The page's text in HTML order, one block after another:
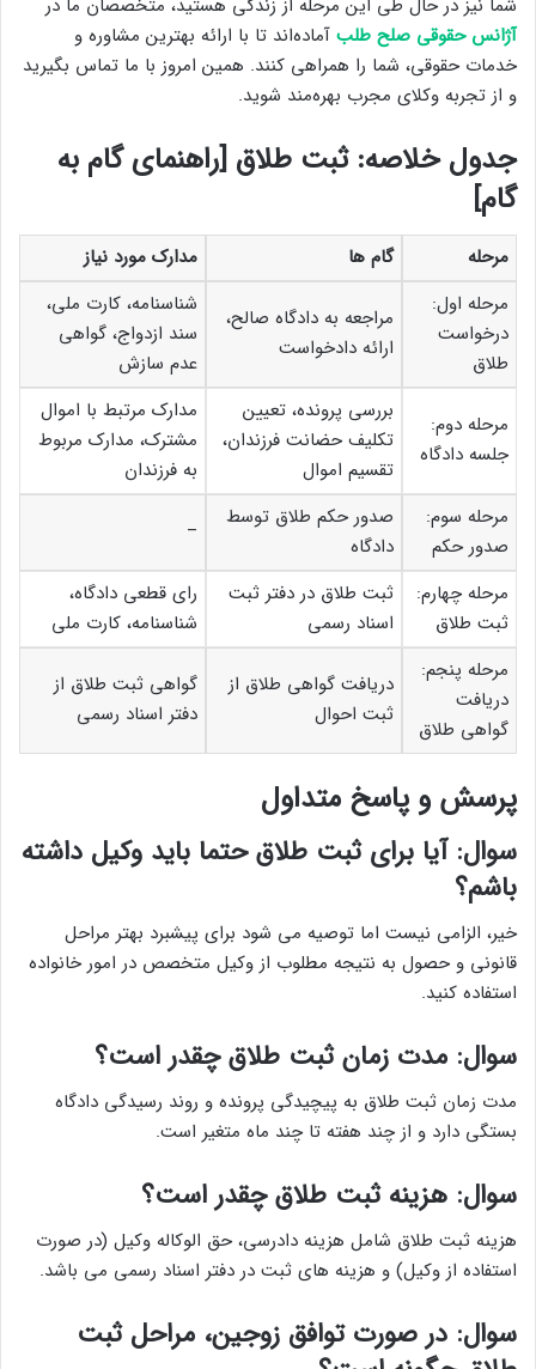
شما نیز در حال طی این مرحله از زندگی هستید، متخصصان ما در
آژانس حقوقی صلح طلب آماده‌اند تا با ارائه بهترین مشاوره و
خدمات حقوقی، شما را همراهی کنند. همین امروز با ما تماس بگیرید
و از تجربه وکلای مجرب بهره‌مند شوید.
جدول خلاصه: ثبت طلاق [راهنمای گام به
گام]
مرحله گام ها
مدارک مورد نیاز
مرحله اول:
درخواست
طلاق
مراجعه به دادگاه صالح،
ارائه دادخواست
شناسنامه، کارت ملی،
سند ازدواج، گواهی
عدم سازش
مرحله دوم:
جلسه دادگاه
بررسی پرونده، تعیین
تکلیف حضانت فرزندان،
تقسیم اموال
مدارک مرتبط با اموال
مشترک، مدارک مربوط
به فرزندان
مرحله سوم:
صدور حکم
صدور حکم طلاق توسط
دادگاه
–
مرحله چهارم:
ثبت طلاق
ثبت طلاق در دفتر ثبت
اسناد رسمی
رای قطعی دادگاه،
شناسنامه، کارت ملی
مرحله پنجم:
دریافت
گواهی طلاق
دریافت گواهی طلاق از
ثبت احوال
گواهی ثبت طلاق از
دفتر اسناد رسمی
پرسش و پاسخ متداول
سوال: آیا برای ثبت طلاق حتما باید وکیل داشته
باشم؟
خیر، الزامی نیست اما توصیه می شود برای پیشبرد بهتر مراحل
قانونی و حصول به نتیجه مطلوب از وکیل متخصص در امور خانواده
استفاده کنید.
سوال: مدت زمان ثبت طلاق چقدر است؟
مدت زمان ثبت طلاق به پیچیدگی پرونده و روند رسیدگی دادگاه
بستگی دارد و از چند هفته تا چند ماه متغیر است.
سوال: هزینه ثبت طلاق چقدر است؟
هزینه ثبت طلاق شامل هزینه دادرسی، حق الوکاله وکیل (در صورت
استفاده از وکیل) و هزینه های ثبت در دفتر اسناد رسمی می باشد.
سوال: در صورت توافق زوجین، مراحل ثبت